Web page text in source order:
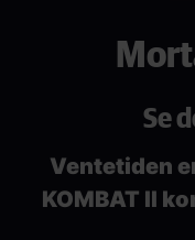
Se
Ventetiden
KOMBAT II